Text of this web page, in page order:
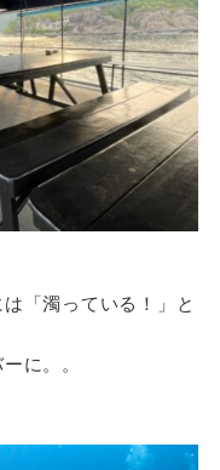
「濁っている！」と
に。。